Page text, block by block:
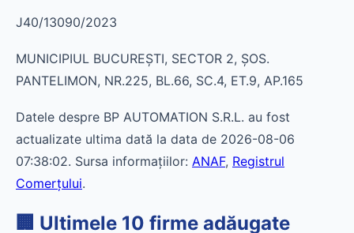
J40/13090/2023
MUNICIPIUL BUCUREŞTI, SECTOR 2, ŞOS.
PANTELIMON, NR.225, BL.66, SC.4, ET.9, AP.165
Datele despre BP AUTOMATION S.R.L. au fost
actualizate ultima dată la data de 2026-08-06
07:38:02. Sursa informațiilor: ANAF, Registrul
Comerțului.
🏢 Ultimele 10 firme adăugate